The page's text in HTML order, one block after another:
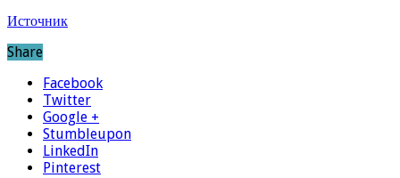
Источник
Share
Facebook
Twitter
Google +
Stumbleupon
LinkedIn
Pinterest